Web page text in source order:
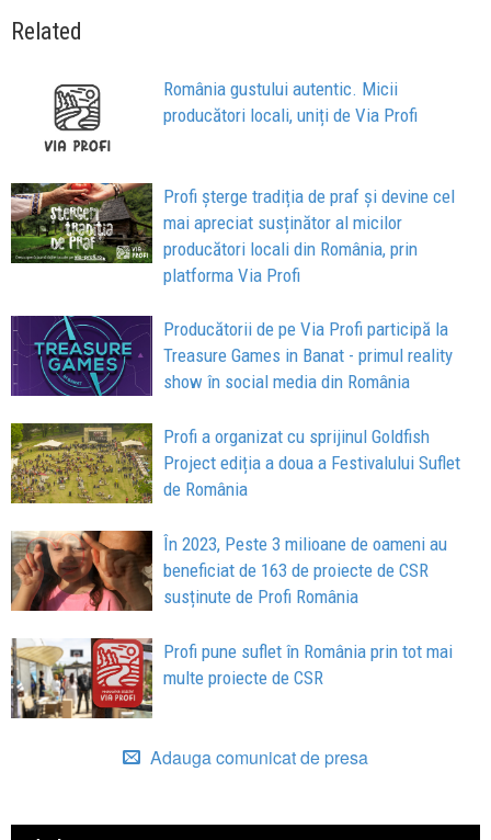
Related
România gustului autentic. Micii
producători locali, uniți de Via Profi
Profi șterge tradiția de praf și devine cel
mai apreciat susținător al micilor
producători locali din România, prin
platforma Via Profi
Producătorii de pe Via Profi participă la
Treasure Games in Banat - primul reality
show în social media din România
Profi a organizat cu sprijinul Goldfish
Project ediția a doua a Festivalului Suflet
de România
În 2023, Peste 3 milioane de oameni au
beneficiat de 163 de proiecte de CSR
susținute de Profi România
Profi pune suflet în România prin tot mai
multe proiecte de CSR
Adauga comunicat de presa